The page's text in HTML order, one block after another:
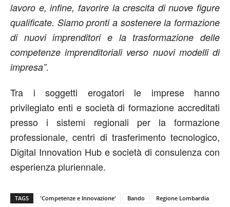
lavoro e, infine, favorire la crescita di nuove figure
qualificate. Siamo pronti a sostenere la formazione
di nuovi imprenditori e la trasformazione delle
competenze imprenditoriali verso nuovi modelli di
impresa”.
Tra i soggetti erogatori le imprese hanno
privilegiato enti e società di formazione accreditati
presso i sistemi regionali per la formazione
professionale, centri di trasferimento tecnologico,
Digital Innovation Hub e società di consulenza con
esperienza pluriennale.
TAGS 'Competenze e Innovazione' Bando Regione Lombardia